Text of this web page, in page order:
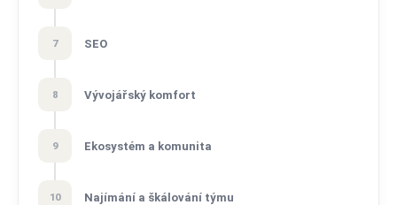
7 SEO
8 Vývojářský komfort
9 Ekosystém a komunita
10 Najímání a škálování týmu